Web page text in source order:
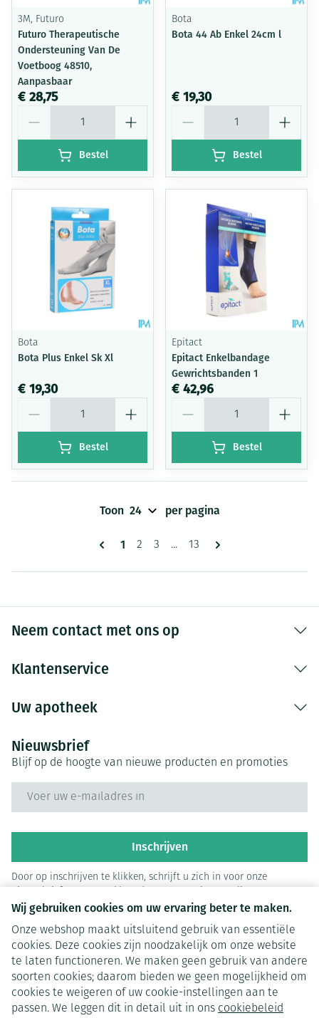
Wij gebruiken cookies om uw ervaring beter te maken.
Onze webshop maakt uitsluitend gebruik van essentiële
cookies. Deze cookies zijn noodzakelijk om onze website
te laten functioneren. We maken geen gebruik van andere
soorten cookies; daarom bieden we geen mogelijkheid om
cookies te weigeren of uw cookie-instellingen aan te
passen. We leggen dit in detail uit in ons cookiebeleid
3M, Futuro
Futuro Therapeutische
Ondersteuning Van De
Voetboog 48510,
Aanpasbaar
€ 28,75
Bestel
Bota
Bota 44 Ab Enkel 24cm l
€ 19,30
Bestel
Bota
Bota Plus Enkel Sk Xl
€ 19,30
Bestel
Epitact
Epitact Enkelbandage
Gewrichtsbanden 1
€ 42,96
Bestel
Pagina's
U lees momenteel pagina
1 Pagina
2 Pagina
3 ... Pagina
13
Toon per pagina
Neem contact met ons op
Klantenservice
Uw apotheek
Nieuwsbrief
Blijf op de hoogte van nieuwe producten en promoties
Inschrijven
Door op inschrijven te klikken, schrijft u zich in voor onze
Juridische links